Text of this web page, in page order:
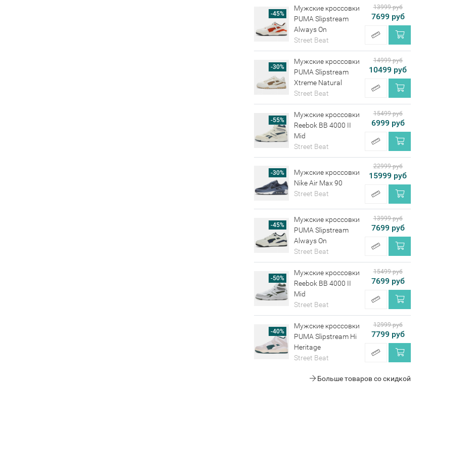
-45%
Мужские кроссовки
PUMA Slipstream
Always On
Street Beat
13999 руб
7699 руб
-30%
Мужские кроссовки
PUMA Slipstream
Xtreme Natural
Street Beat
14999 руб
10499 руб
-55%
Мужские кроссовки
Reebok BB 4000 II
Mid
Street Beat
15499 руб
6999 руб
-30%
Мужские кроссовки
Nike Air Max 90
Street Beat
22999 руб
15999 руб
-45%
Мужские кроссовки
PUMA Slipstream
Always On
Street Beat
13999 руб
7699 руб
-50%
Мужские кроссовки
Reebok BB 4000 II
Mid
Street Beat
15499 руб
7699 руб
-40%
Мужские кроссовки
PUMA Slipstream Hi
Heritage
Street Beat
12999 руб
7799 руб
Больше товаров со скидкой